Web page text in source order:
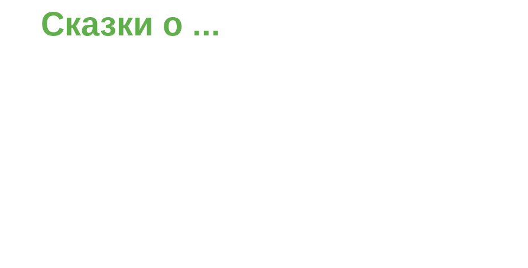
Сказки о ...